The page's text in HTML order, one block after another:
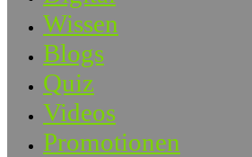
Wissen
Blogs
Quiz
Videos
Promotionen